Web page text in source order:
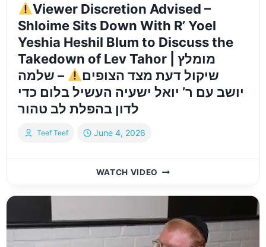
Viewer Discretion Advised –
Shloime Sits Down With R’ Yoel
Yeshia Heshil Blum to Discuss the
Takedown of Lev Tahor | מומלץ
שיקול דעת מצד הצופים
– שלמה
יושב עם ר’ יואל ישעיה העשיל בלום כדי
לדון בהפלת לב טהור
Teef Teef June 4, 2026
WATCH VIDEO
DISCRETION
–
SHLOIME
SITS